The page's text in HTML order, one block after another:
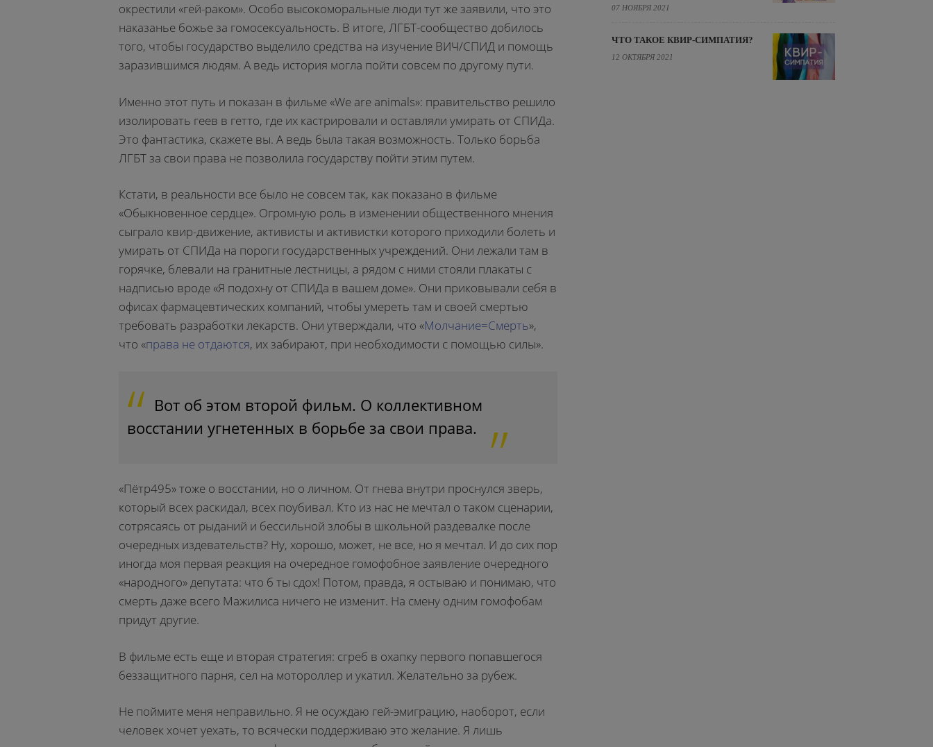
окрестили «гей-раком». Особо высокоморальные люди тут же заявили, что это
наказанье божье за гомосексуальность. В итоге, ЛГБТ-сообщество добилось
того, чтобы государство выделило средства на изучение ВИЧ/СПИД и помощь
заразившимся людям. А ведь история могла пойти совсем по другому пути.
Именно этот путь и показан в фильме «We are animals»: правительство решило
изолировать геев в гетто, где их кастрировали и оставляли умирать от СПИДа.
Это фантастика, скажете вы. А ведь была такая возможность. Только борьба
ЛГБТ за свои права не позволила государству пойти этим путем.
Кстати, в реальности все было не совсем так, как показано в фильме
«Обыкновенное сердце». Огромную роль в изменении общественного мнения
сыграло квир-движение, активисты и активистки которого приходили болеть и
умирать от СПИДа на пороги государственных учреждений. Они лежали там в
горячке, блевали на гранитные лестницы, а рядом с ними стояли плакаты с
надписью вроде «Я подохну от СПИДа в вашем доме». Они приковывали себя в
офисах фармацевтических компаний, чтобы умереть там и своей смертью
требовать разработки лекарств. Они утверждали, что «Молчание=Смерть»,
что «права не отдаются, их забирают, при необходимости с помощью силы».
Вот об этом второй фильм. О коллективном
восстании угнетенных в борьбе за свои права.
«Пётр495» тоже о восстании, но о личном. От гнева внутри проснулся зверь,
который всех раскидал, всех поубивал. Кто из нас не мечтал о таком сценарии,
сотрясаясь от рыданий и бессильной злобы в школьной раздевалке после
очередных издевательств? Ну, хорошо, может, не все, но я мечтал. И до сих пор
иногда моя первая реакция на очередное гомофобное заявление очередного
«народного» депутата: что б ты сдох! Потом, правда, я остываю и понимаю, что
смерть даже всего Мажилиса ничего не изменит. На смену одним гомофобам
придут другие.
В фильме есть еще и вторая стратегия: сгреб в охапку первого попавшегося
беззащитного парня, сел на мотороллер и укатил. Желательно за рубеж.
Не поймите меня неправильно. Я не осуждаю гей-эмиграцию, наоборот, если
человек хочет уехать, то всячески поддерживаю это желание. Я лишь
07 НОЯБРЯ 2021
ЧТО ТАКОЕ КВИР-СИМПАТИЯ?
12 ОКТЯБРЯ 2021